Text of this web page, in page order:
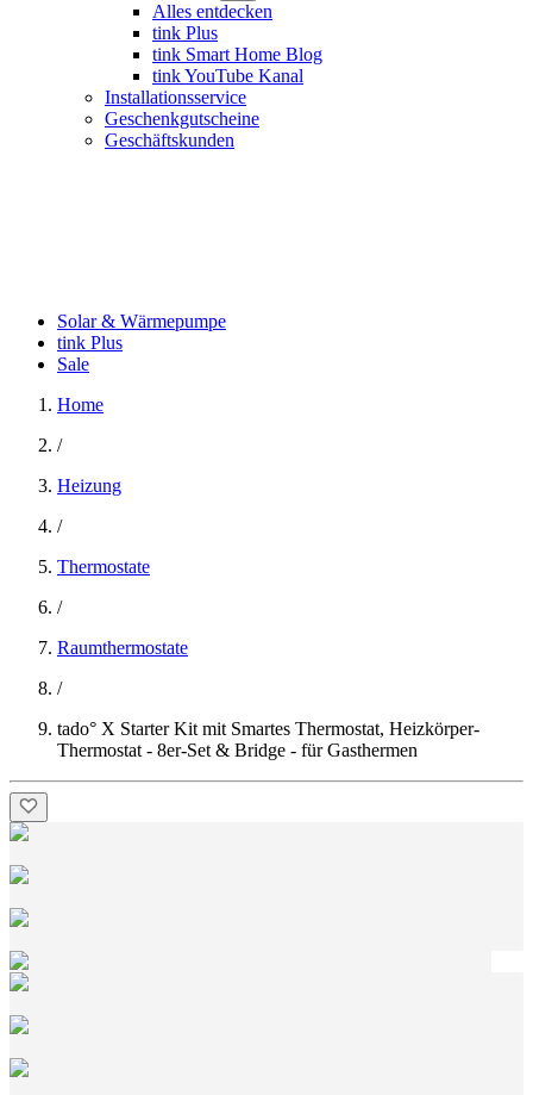
Alles entdecken
tink Plus
tink Smart Home Blog
tink YouTube Kanal
Installationsservice
Geschenkgutscheine
Geschäftskunden
Solar & Wärmepumpe
tink Plus
Sale
Home
/
Heizung
/
Thermostate
/
Raumthermostate
/
tado° X Starter Kit mit Smartes Thermostat, Heizkörper-
Thermostat - 8er-Set & Bridge - für Gasthermen